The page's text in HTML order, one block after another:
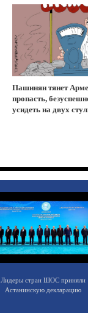
Пашинян тянет
пропасть,
усидеть на двух
Лидеры стран ШОС приняли
Астанинскую декларацию